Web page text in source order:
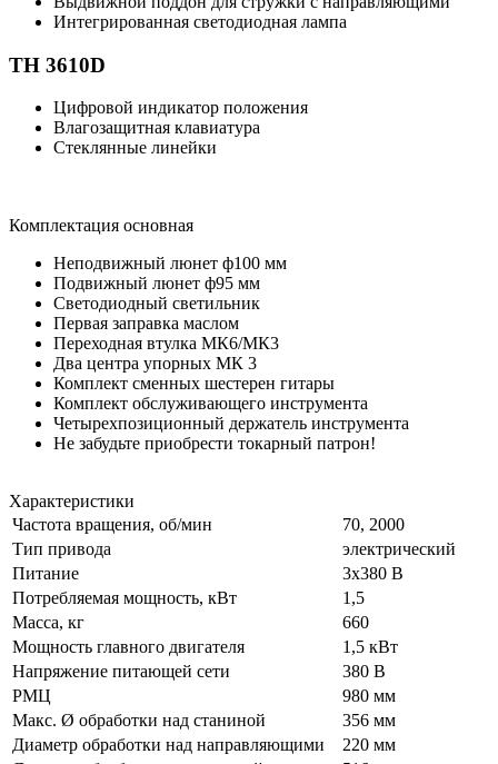
Интегрированная светодиодная лампа
TH 3610D
Цифровой индикатор положения
Влагозащитная клавиатура
Стеклянные линейки
Комплектация основная
Неподвижный люнет ф100 мм
Подвижный люнет ф95 мм
Светодиодный светильник
Первая заправка маслом
Переходная втулка МК6/МК3
Два центра упорных МК 3
Комплект сменных шестерен гитары
Комплект обслуживающего инструмента
Четырехпозиционный держатель инструмента
Не забудьте приобрести токарный патрон!
Характеристики
Частота вращения, об/мин
70, 2000
Тип привода
электрический
Питание
3х380 В
Потребляемая мощность, кВт
1,5
Масса, кг
660
Мощность главного двигателя
1,5 кВт
Напряжение питающей сети
380 В
РМЦ
980 мм
Макс. Ø обработки над станиной
356 мм
Диаметр обработки над направляющими
220 мм